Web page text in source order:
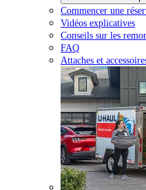
Commencer une
Vidéos explicatives
Conseils sur les
FAQ
Attaches et